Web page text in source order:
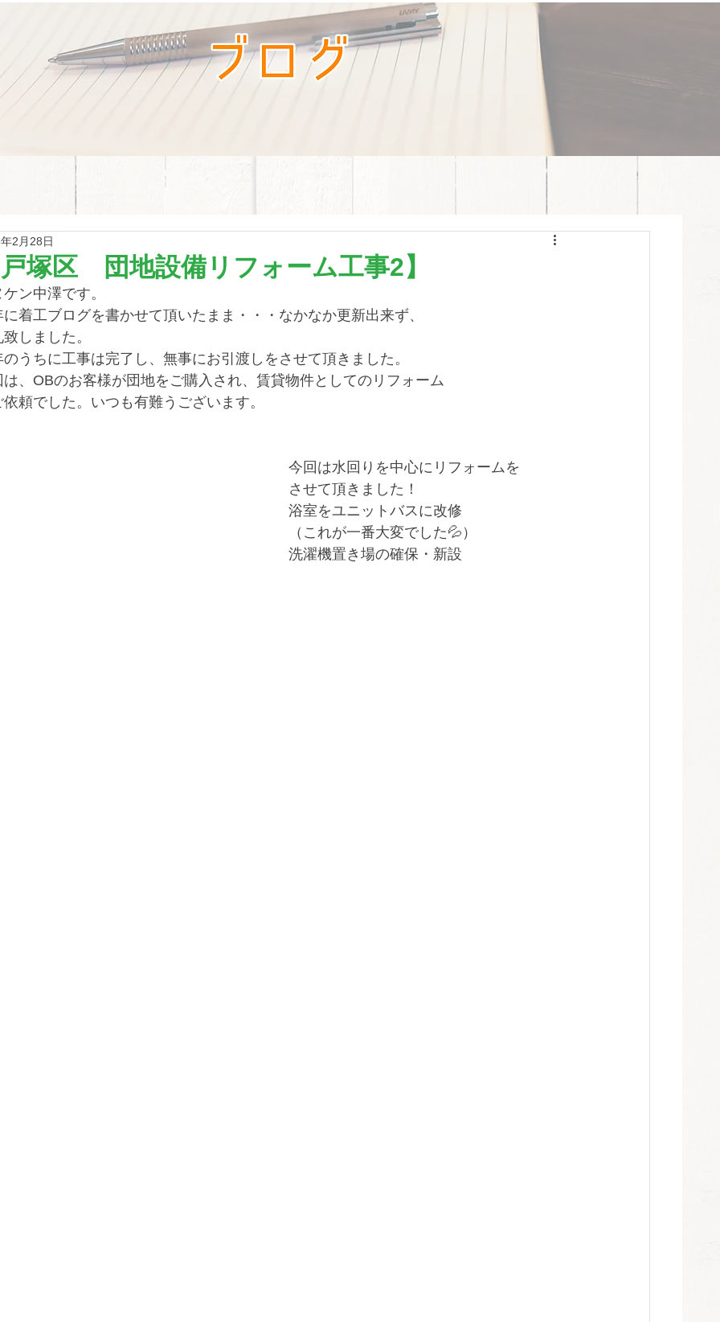
塚区 団地設備リフォーム工事2】
2月28日
ン中澤です。
に着工ブログを書かせて頂いたまま・・・なかなか更新出来ず、
しました。
のうちに工事は完了し、無事にお引渡しをさせて頂きました。
は、OBのお客様が団地をご購入され、賃貸物件としてのリフォーム
依頼でした。いつも有難うございます。
今回は水回りを中心にリフォームを
させて頂きました！
浴室をユニットバスに改修
（これが一番大変でした💦）
洗濯機置き場の確保・新設